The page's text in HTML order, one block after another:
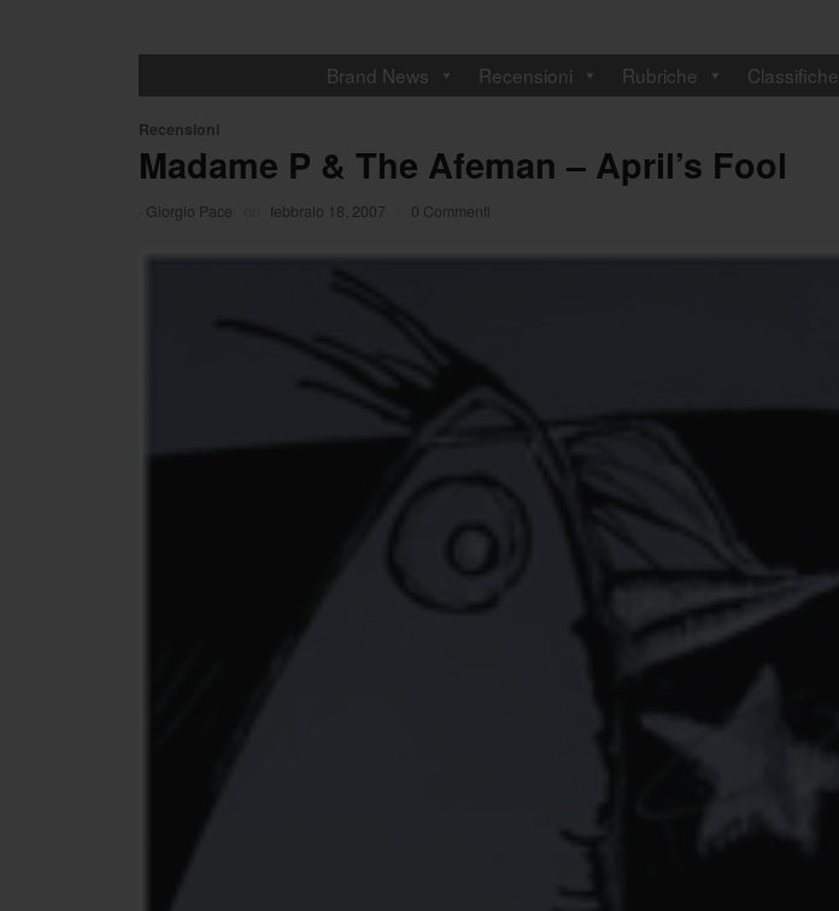
Brand News Recensioni Rubriche Classifiche
Recensioni
Madame P & The Afeman – April’s Fool
Giorgio Pace febbraio 18, 2007 0 Commenti